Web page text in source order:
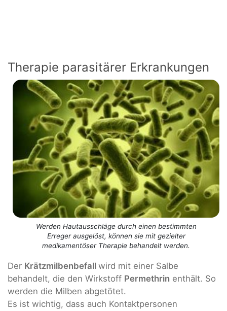
Therapie parasitärer Erkrankungen
Werden Hautausschläge durch einen bestimmten
Erreger ausgelöst, können sie mit gezielter
medikamentöser Therapie behandelt werden.
Der Krätzmilbenbefall wird mit einer Salbe
behandelt, die den Wirkstoff Permethrin enthält. So
werden die Milben abgetötet.
Es ist wichtig, dass auch Kontaktpersonen